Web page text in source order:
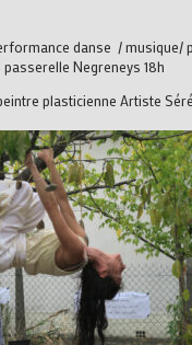
danse / musique/
Negreneys 18h
plasticienne Artiste